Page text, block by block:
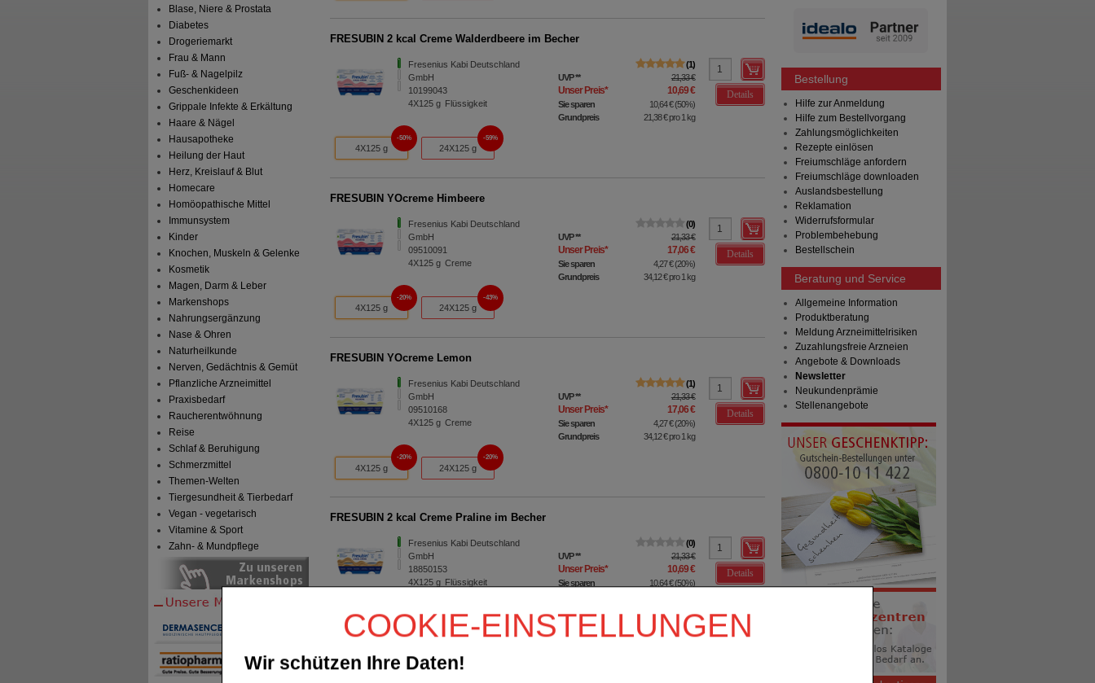
COOKIE-EINSTELLUNGEN
Wir schützen Ihre Daten!
Blase, Niere & Prostata
Diabetes
Drogeriemarkt
Frau & Mann
Fuß- & Nagelpilz
Geschenkideen
Grippale Infekte & Erkältung
Haare & Nägel
Hausapotheke
Heilung der Haut
Herz, Kreislauf & Blut
Homecare
Homöopathische Mittel
Immunsystem
Kinder
Knochen, Muskeln & Gelenke
Kosmetik
Magen, Darm & Leber
Markenshops
Nahrungsergänzung
Nase & Ohren
Naturheilkunde
Nerven, Gedächtnis & Gemüt
Pflanzliche Arzneimittel
Praxisbedarf
Raucherentwöhnung
Reise
Schlaf & Beruhigung
Schmerzmittel
Themen-Welten
Tiergesundheit & Tierbedarf
Vegan - vegetarisch
Vitamine & Sport
Zahn- & Mundpflege
FRESUBIN 2 kcal Creme Walderdbeere im Becher
Fresenius Kabi Deutschland
GmbH
10199043
4X125g Flüssigkeit
1
UVP** 21,33 €
Unser Preis* 10,69 €
Sie sparen 10,64 €(50%)
Grundpreis
21,38 €pro 1 kg
Details
4X125 g
50%
24X125 g
59%
FRESUBIN YOcreme Himbeere
Fresenius Kabi Deutschland
GmbH
09510091
4X125g Creme
0
UVP** 21,33 €
Unser Preis* 17,06 €
Sie sparen 4,27 €(20%)
Grundpreis
34,12 €pro 1 kg
Details
4X125 g
20%
24X125 g
43%
FRESUBIN YOcreme Lemon
Fresenius Kabi Deutschland
GmbH
09510168
4X125g Creme
1
UVP** 21,33 €
Unser Preis* 17,06 €
Sie sparen 4,27 €(20%)
Grundpreis
34,12 €pro 1 kg
Details
4X125 g
20%
24X125 g
20%
FRESUBIN 2 kcal Creme Praline im Becher
Fresenius Kabi Deutschland
GmbH
18850153
4X125g Flüssigkeit
0
UVP** 21,33 €
Unser Preis* 10,69 €
Sie sparen 10,64 €(50%)
Details
4X125 g
50%
24X125 g
59%
Bestellung
Hilfe zur Anmeldung
Hilfe zum Bestellvorgang
Zahlungsmöglichkeiten
Rezepte einlösen
Freiumschläge anfordern
Freiumschläge downloaden
Auslandsbestellung
Reklamation
Widerrufsformular
Problembehebung
Bestellschein
Beratung und Service
Allgemeine Information
Produktberatung
Meldung Arzneimittelrisiken
Zuzahlungsfreie Arzneien
Angebote & Downloads
Newsletter
Neukundenprämie
Stellenangebote